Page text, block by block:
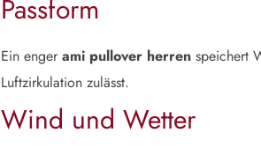
Passform
Ein enger ami pullover herren speichert
Luftzirkulation zulässt.
Wind und Wetter